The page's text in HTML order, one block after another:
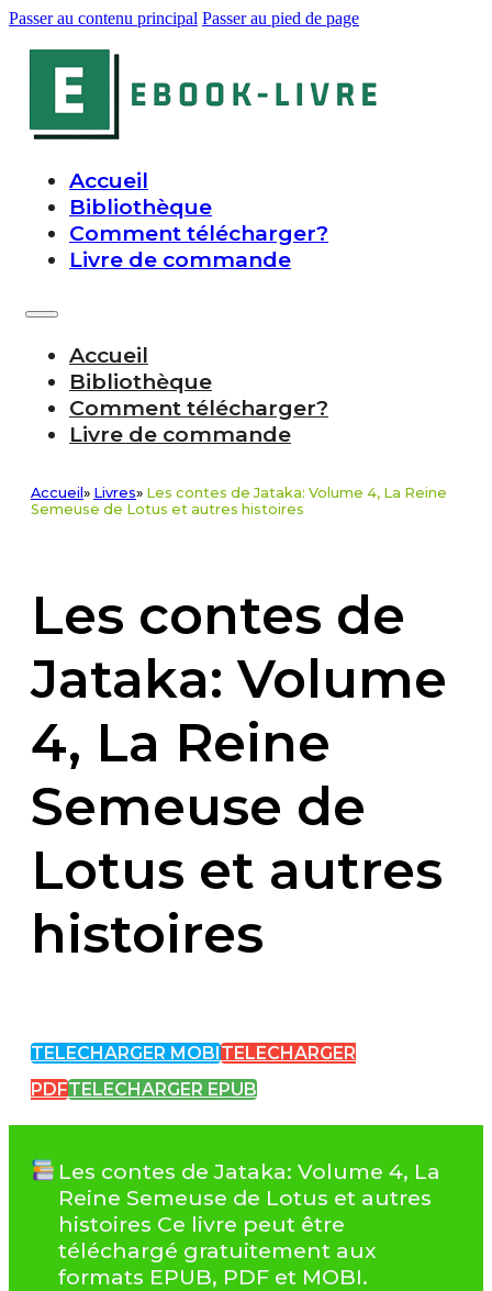
Passer au contenu principal Passer au pied de page
Accueil
Bibliothèque
Comment télécharger?
Livre de commande
Accueil
Bibliothèque
Comment télécharger?
Livre de commande
Accueil » Livres» Les contes de Jataka: Volume 4, La Reine
Semeuse de Lotus et autres histoires
Les contes de
Jataka: Volume
4, La Reine
Semeuse de
Lotus et autres
histoires
TELECHARGER MOBI TELECHARGER
PDFTELECHARGER EPUB
Les contes de Jataka: Volume 4, La
Reine Semeuse de Lotus et autres
histoires Ce livre peut être
téléchargé gratuitement aux
formats EPUB, PDF et MOBI.